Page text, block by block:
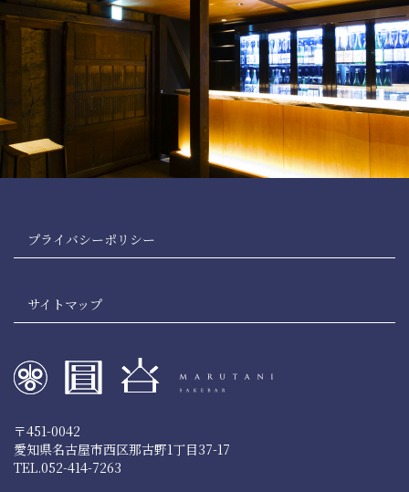
プライバシーポリシー
サイトマップ
〒451-0042
愛知県名古屋市西区那古野1丁目37-17
TEL.052-414-7263